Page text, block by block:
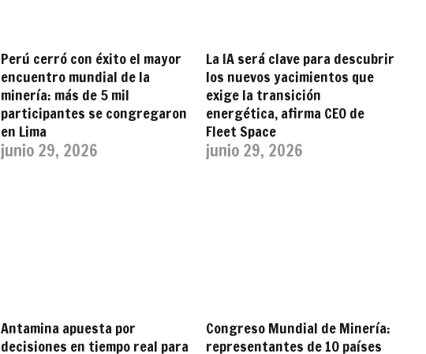
Perú cerró con éxito el mayor
encuentro mundial de la
minería: más de 5 mil
participantes se congregaron
en Lima
junio 29, 2026
La IA será clave para descubrir
los nuevos yacimientos que
exige la transición
energética, afirma CEO de
Fleet Space
junio 29, 2026
Antamina apuesta por
decisiones en tiempo real para
Congreso Mundial de Minería:
representantes de 10 países